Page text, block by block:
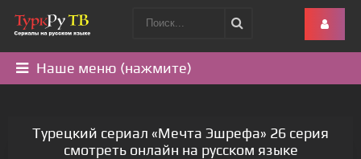
Наше меню (нажмите)
Турецкий сериал «Мечта Эшрефа» 26 серия
смотреть онлайн на русском языке